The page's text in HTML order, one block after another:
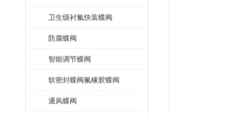
卫生级衬氟快装蝶阀
防腐蝶阀
智能调节蝶阀
软密封蝶阀氟橡胶蝶阀
通风蝶阀